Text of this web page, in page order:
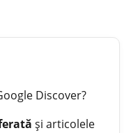
Discover?
și articolele